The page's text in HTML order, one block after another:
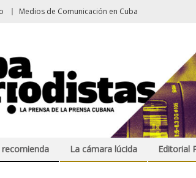
Medios de Comunicación en Cuba
La cámara lúcida Editorial